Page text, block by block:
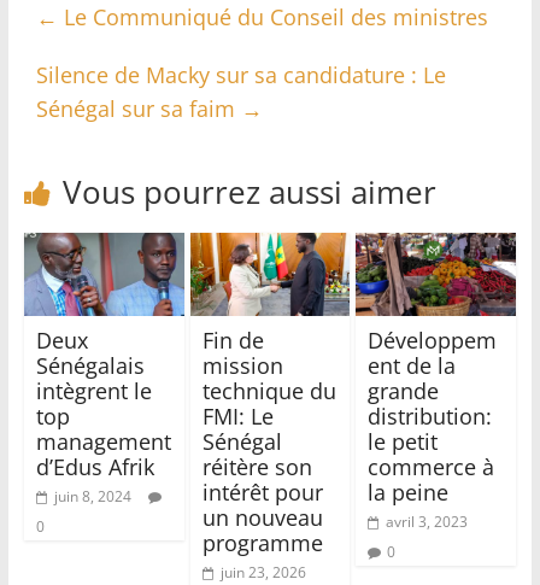
← Le Communiqué du Conseil des ministres
Silence de Macky sur sa candidature : Le
Sénégal sur sa faim →
Vous pourrez aussi aimer
Deux
Sénégalais
intègrent le
top
management
d’Edus Afrik
juin 8, 2024
0
Fin de
mission
technique du
FMI: Le
Sénégal
réitère son
intérêt pour
un nouveau
programme
juin 23, 2026
Développem
ent de la
grande
distribution:
le petit
commerce à
la peine
avril 3, 2023
0